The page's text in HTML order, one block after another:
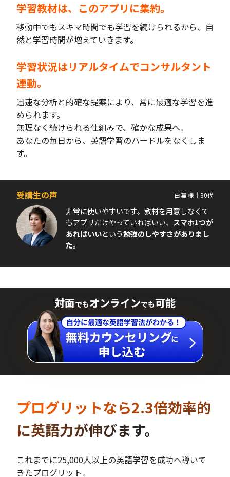
学習教材は、このアプリに集約。
移動中でもスキマ時間でも学習を続けられるから、自
然と学習時間が増えていきます。
学習状況はリアルタイムでコンサルタント
連動。
迅速な分析と的確な提案により、常に最適な学習を進
められます。
無理なく続けられる仕組みで、確かな成果へ。
あなたの毎日から、英語学習のハードルをなくしま
す。
受講生の声 白澤 様｜30代
非常に使いやすいです。教材を用意しなくて
もアプリだけやっていればいい、 スマホ1つが
あればいいという勉強のしやすさがありまし
た。
対面でもオンラインでも可能
プログリットなら2.3倍効率的
に英語力が伸びます。
これまでに25,000人以上の英語学習を成功へ導いて
きたプログリット。